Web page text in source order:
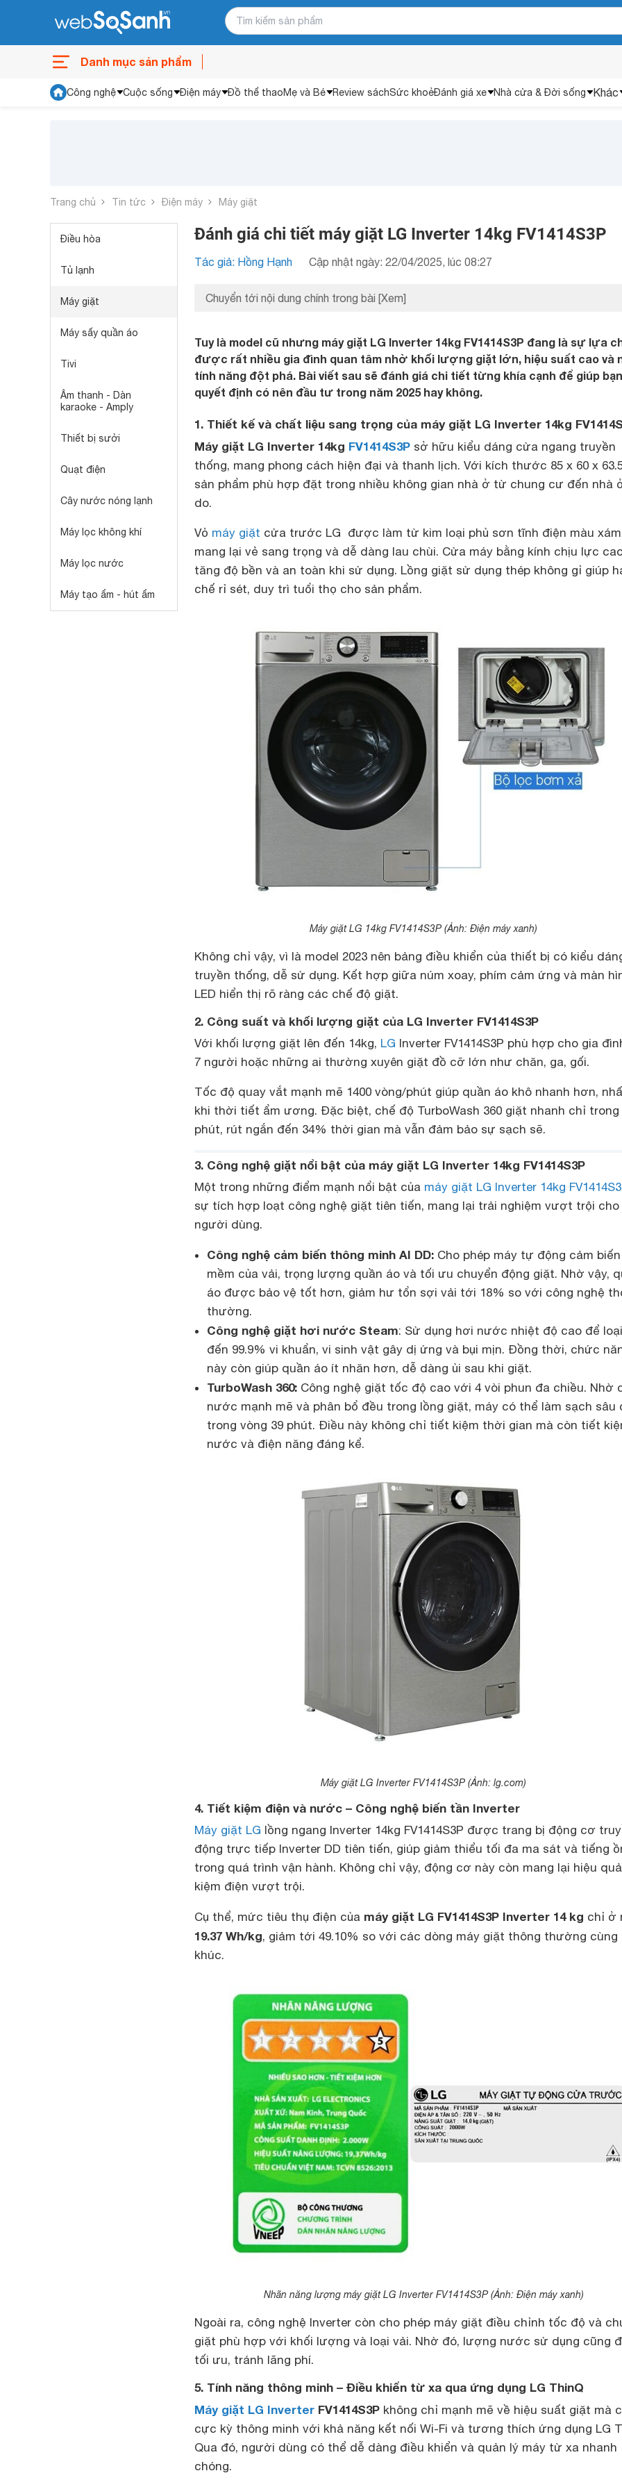
Danh mục sản phẩm
Công nghệ Cuộc sống Điện máy Đồ thể thaoMẹ và Bé Review sáchSức khoẻĐánh giá xe Nhà cửa & Đời sống Khác
Trang chủ Tin tức Điện máy Máy giặt
Điều hòa
Tủ lạnh
Máy giặt
Máy sấy quần áo
Tivi
Âm thanh - Dàn
karaoke - Amply
Thiết bị sưởi
Quạt điện
Cây nước nóng lạnh
Máy lọc không khí
Máy lọc nước
Máy tạo ẩm - hút ẩm
Đánh giá chi tiết máy giặt LG Inverter 14kg FV1414S3P
Tác giả: Hồng Hạnh Cập nhật ngày: 22/04/2025, lúc 08:27
Chuyển tới nội dung chính trong bài [Xem]
Tuy là model cũ nhưng máy giặt LG Inverter 14kg FV1414S3P đang là sự lựa
được rất nhiều gia đình quan tâm nhờ khối lượng giặt lớn, hiệu suất cao và
tính năng đột phá. Bài viết sau sẽ đánh giá chi tiết từng khía cạnh để giúp bạn
quyết định có nên đầu tư trong năm 2025 hay không.
1. Thiết kế và chất liệu sang trọng của máy giặt LG Inverter 14kg
Máy giặt LG Inverter 14kg FV1414S3P sở hữu kiểu dáng cửa ngang truyền
thống, mang phong cách hiện đại và thanh lịch. Với kích thước 85 x 60 x
sản phẩm phù hợp đặt trong nhiều không gian nhà ở từ chung cư đến nhà
do.
Vỏ máy giặt cửa trước LG được làm từ kim loại phủ sơn tĩnh điện màu
mang lại vẻ sang trọng và dễ dàng lau chùi. Cửa máy bằng kính chịu lực
tăng độ bền và an toàn khi sử dụng. Lồng giặt sử dụng thép không gỉ giúp
chế rỉ sét, duy trì tuổi thọ cho sản phẩm.
Máy giặt LG 14kg FV1414S3P (Ảnh: Điện máy xanh)
Không chỉ vậy, vì là model 2023 nên bảng điều khiển của thiết bị có kiểu
truyền thống, dễ sử dụng. Kết hợp giữa núm xoay, phím cảm ứng và màn
LED hiển thị rõ ràng các chế độ giặt.
2. Công suất và khối lượng giặt của LG Inverter FV1414S3P
Với khối lượng giặt lên đến 14kg, LG Inverter FV1414S3P phù hợp cho gia
7 người hoặc những ai thường xuyên giặt đồ cỡ lớn như chăn, ga, gối.
Tốc độ quay vắt mạnh mẽ 1400 vòng/phút giúp quần áo khô nhanh hơn,
khi thời tiết ẩm ương. Đặc biệt, chế độ TurboWash 360 giặt nhanh chỉ trong
phút, rút ngắn đến 34% thời gian mà vẫn đảm bảo sự sạch sẽ.
3. Công nghệ giặt nổi bật của máy giặt LG Inverter 14kg FV1414S3P
Một trong những điểm mạnh nổi bật của máy giặt LG Inverter 14kg
sự tích hợp loạt công nghệ giặt tiên tiến, mang lại trải nghiệm vượt trội cho
người dùng.
Công nghệ cảm biến thông minh AI DD: Cho phép máy tự động cảm
mềm của vải, trọng lượng quần áo và tối ưu chuyển động giặt. Nhờ vậy,
áo được bảo vệ tốt hơn, giảm hư tổn sợi vải tới 18% so với công nghệ
thường.
Công nghệ giặt hơi nước Steam: Sử dụng hơi nước nhiệt độ cao để
đến 99.9% vi khuẩn, vi sinh vật gây dị ứng và bụi mịn. Đồng thời, chức
này còn giúp quần áo ít nhăn hơn, dễ dàng ủi sau khi giặt.
TurboWash 360: Công nghệ giặt tốc độ cao với 4 vòi phun đa chiều. Nhờ
nước mạnh mẽ và phân bổ đều trong lồng giặt, máy có thể làm sạch sâu
trong vòng 39 phút. Điều này không chỉ tiết kiệm thời gian mà còn tiết
nước và điện năng đáng kể.
Máy giặt LG Inverter FV1414S3P (Ảnh: lg.com)
4. Tiết kiệm điện và nước – Công nghệ biến tần Inverter
Máy giặt LG lồng ngang Inverter 14kg FV1414S3P được trang bị động cơ
động trực tiếp Inverter DD tiên tiến, giúp giảm thiểu tối đa ma sát và tiếng
trong quá trình vận hành. Không chỉ vậy, động cơ này còn mang lại hiệu
kiệm điện vượt trội.
Cụ thể, mức tiêu thụ điện của máy giặt LG FV1414S3P Inverter 14 kg chỉ ở
19.37 Wh/kg, giảm tới 49.10% so với các dòng máy giặt thông thường cùng
khúc.
Nhãn năng lượng máy giặt LG Inverter FV1414S3P (Ảnh: Điện máy xanh)
Ngoài ra, công nghệ Inverter còn cho phép máy giặt điều chỉnh tốc độ và
giặt phù hợp với khối lượng và loại vải. Nhờ đó, lượng nước sử dụng cũng
tối ưu, tránh lãng phí.
5. Tính năng thông minh – Điều khiển từ xa qua ứng dụng LG ThinQ
Máy giặt LG Inverter FV1414S3P không chỉ mạnh mẽ về hiệu suất giặt mà
cực kỳ thông minh với khả năng kết nối Wi-Fi và tương thích ứng dụng LG
Qua đó, người dùng có thể dễ dàng điều khiển và quản lý máy từ xa nhanh
chóng.